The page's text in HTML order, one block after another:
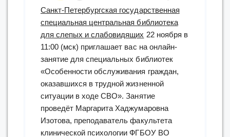
Санкт-Петербургская государственная
специальная центральная библиотека
для слепых и слабовидящих 22 ноября в
11:00 (мск) приглашает вас на онлайн-
занятие для специальных библиотек
«Особенности обслуживания граждан,
оказавшихся в трудной жизненной
ситуации в ходе СВО». Занятие
проведёт Маргарита Хаджумаровна
Изотова, преподаватель факультета
клинической психологии ФГБОУ ВО